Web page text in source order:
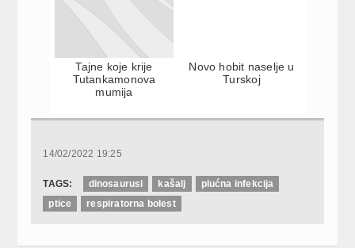
Tajne koje krije
Tutankamonova
mumija
Novo hobit naselje u
Turskoj
14/02/2022 19:25
TAGS: dinosaurusi kašalj
plućna infekcija
ptice
respiratorna bolest